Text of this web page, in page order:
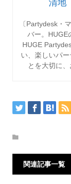
清地
〔Partydesk・
バー。HUGE
HUGE
い、楽しいパ
とを大切に
関連記事一覧